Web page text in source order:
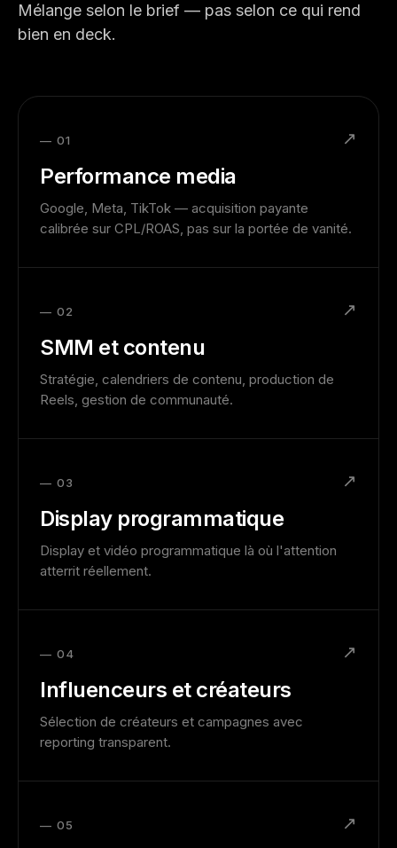
Mélange selon le brief — pas selon ce qui rend
bien en deck.
— 01 ↗
Performance media
Google, Meta, TikTok — acquisition payante
calibrée sur CPL/ROAS, pas sur la portée de vanité.
— 02 ↗
SMM et contenu
Stratégie, calendriers de contenu, production de
Reels, gestion de communauté.
— 03 ↗
Display programmatique
Display et vidéo programmatique là où l'attention
atterrit réellement.
— 04 ↗
Influenceurs et créateurs
Sélection de créateurs et campagnes avec
reporting transparent.
— 05 ↗